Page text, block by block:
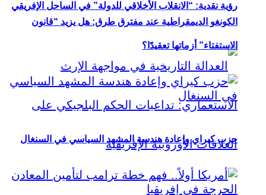
رؤية نقدية: “الانقلاب الأخلاقي للدولة” في الساحل الإفريقي
الكونغو الديمقراطية عند مفترق طرق: هل يزيد “قانون
الاستفتاء” أزماتها تعقيدًا؟
حزب كيراي وإعادة هندسة المشهد السياسي في السنغال